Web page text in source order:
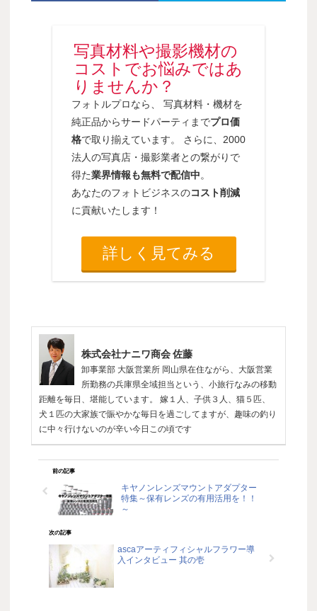
写真材料や撮影機材の
コストでお悩みではあ
りませんか？
フォトルプロなら、 写真材料・機材を
純正品からサードパーティまでプロ価
格で取り揃えています。 さらに、2000
法人の写真店・撮影業者との繋がりで
得た業界情報も無料で配信中。
あなたのフォトビジネスのコスト削減
に貢献いたします！
詳しく見てみる
株式会社ナニワ商会 佐藤
卸事業部 大阪営業所 岡山県在住ながら、大阪営業
所勤務の兵庫県全域担当という、小旅行なみの移動
距離を毎日、堪能しています。 嫁１人、子供３人、猫５匹、
犬１匹の大家族で賑やかな毎日を過ごしてますが、趣味の釣り
に中々行けないのが辛い今日この頃です
前の記事
キヤノンレンズマウントアダプター
特集～保有レンズの有用活用を！！
～
次の記事
ascaアーティフィシャルフラワー導
入インタビュー 其の壱